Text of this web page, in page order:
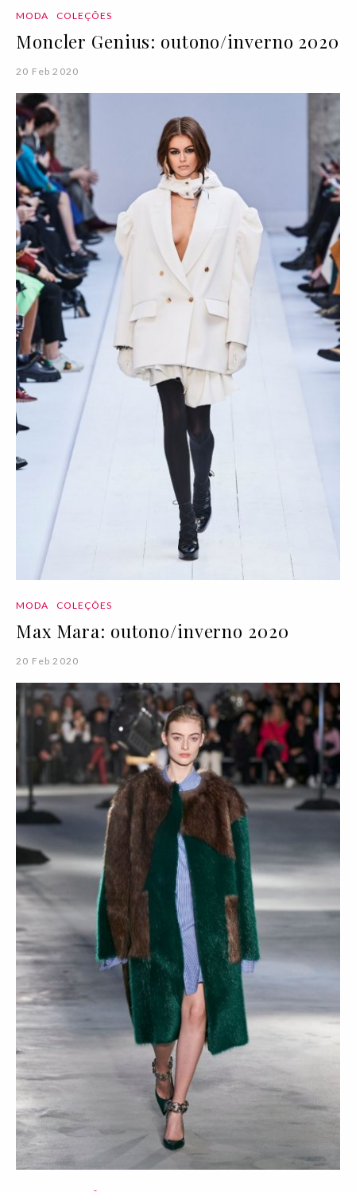
MODA COLEÇÕES
Moncler Genius: outono/inverno 2020
20 Feb 2020
MODA COLEÇÕES
Max Mara: outono/inverno 2020
20 Feb 2020